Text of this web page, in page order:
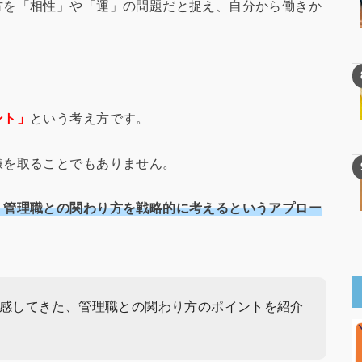
「相性」や「運」の問題だと捉え、自分から働きか
」 という考え方です。
取ることでもありません。
理職との関わり方を戦略的に考えるというアプロー
してきた、管理職との関わり方のポイントを紹介